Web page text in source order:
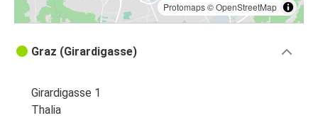
Protomaps©OpenStreetMap
Graz (Girardigasse)
Girardigasse 1
Thalia